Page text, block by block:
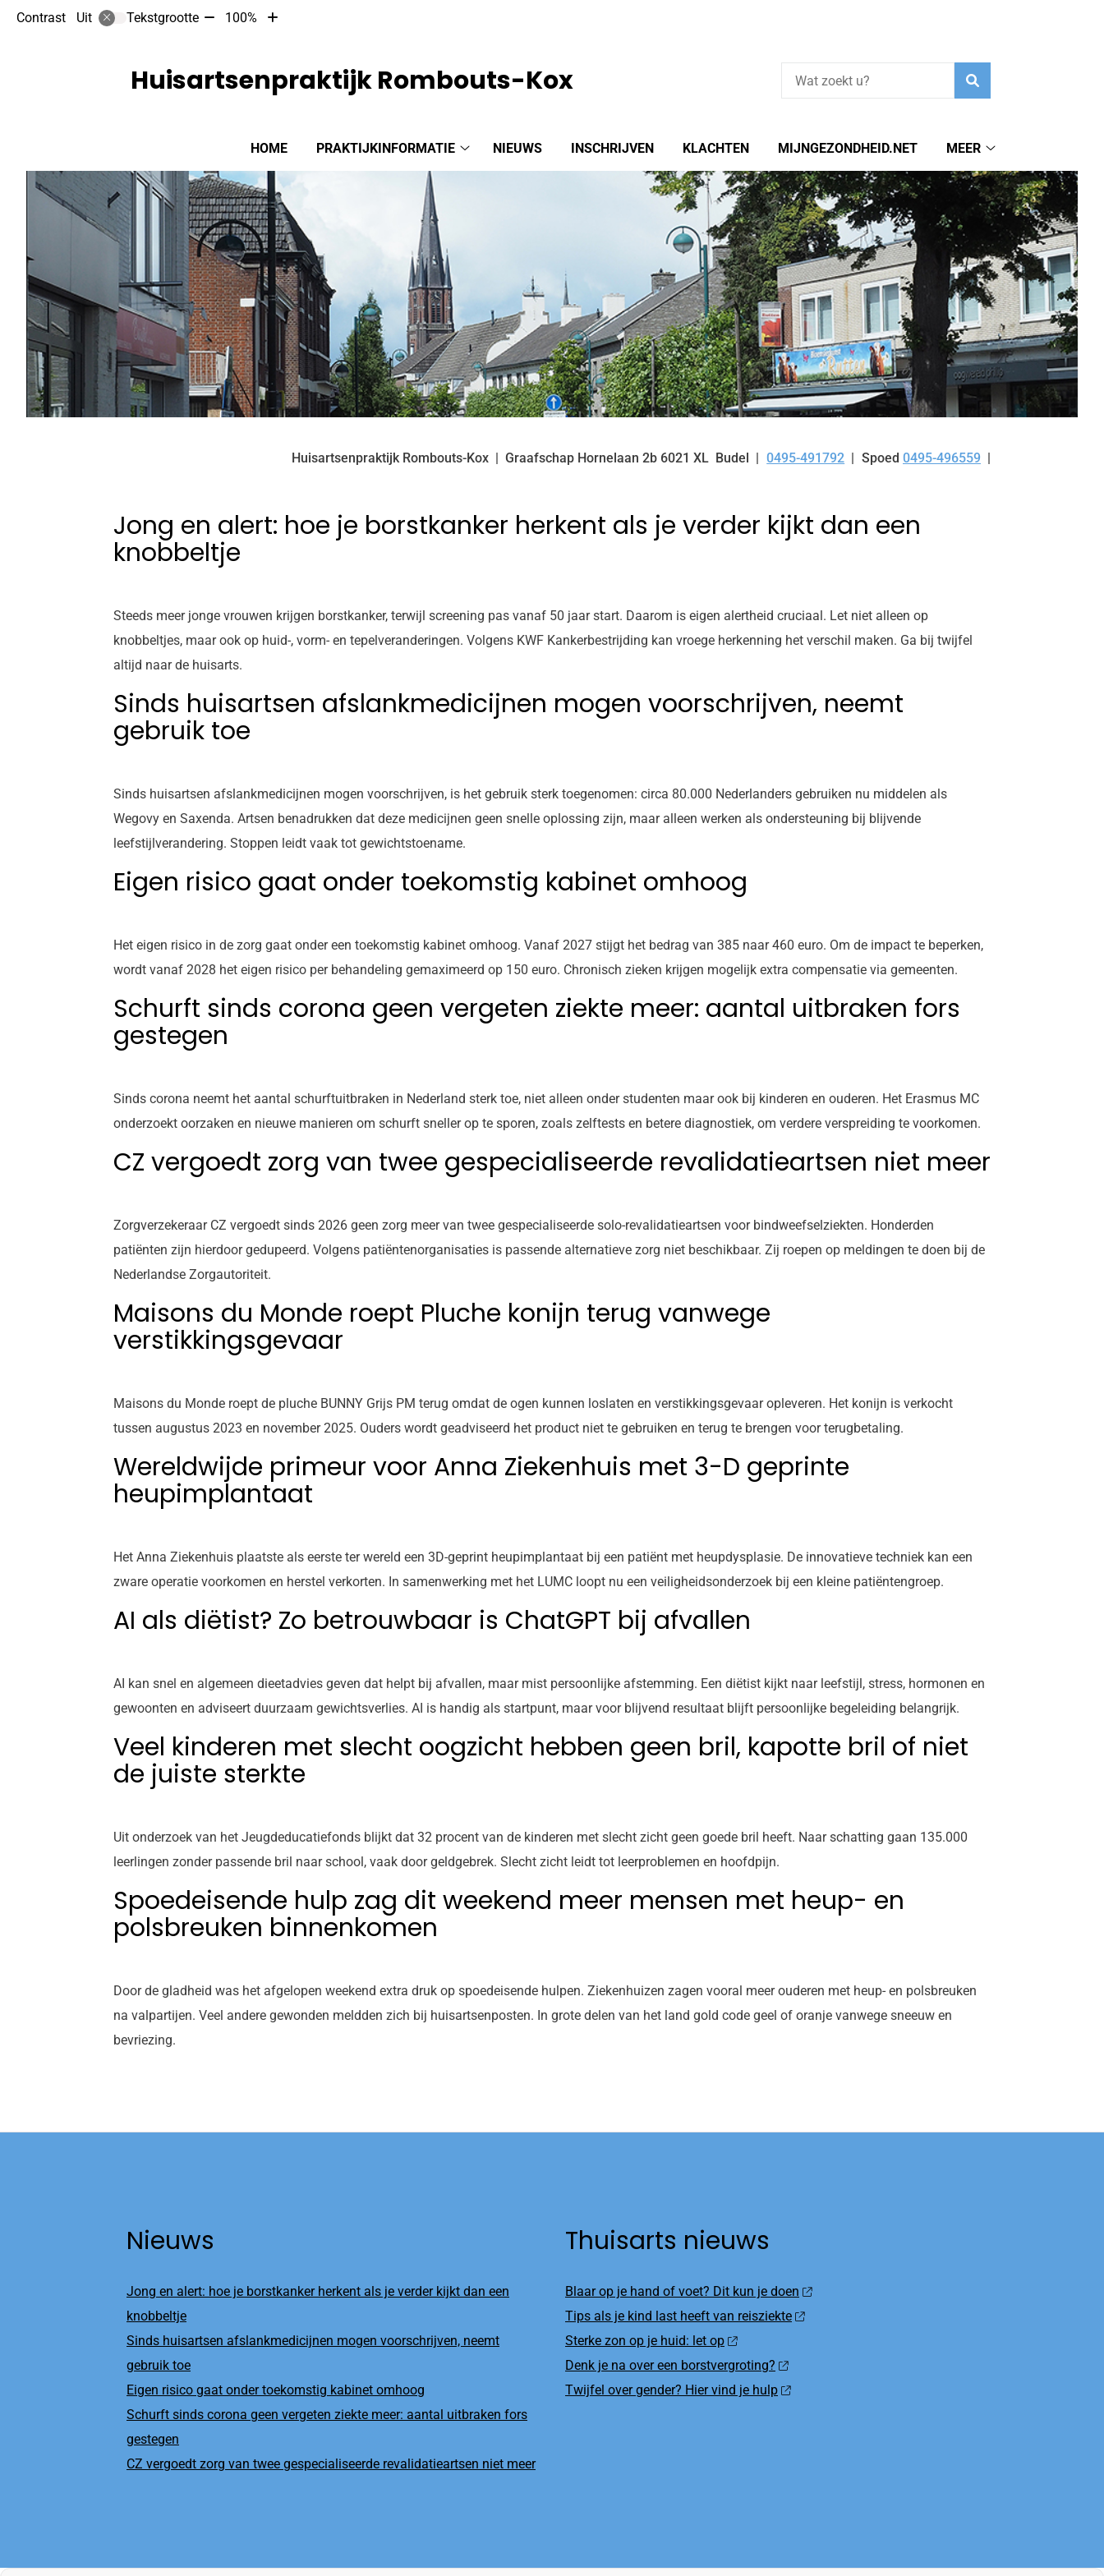
Contrast Uit Tekstgrootte Tekst
10%
100%
Tekst
HOME
PRAKTIJKINFORMATIE
NIEUWS INSCHRIJVEN KLACHTEN MIJNGEZONDHEID.NET
MEER
submenu
Huisartsenpraktijk Rombouts-Kox
Huisartsenpraktijk Rombouts-Kox Graafschap Hornelaan 2b 6021 XL Budel Tel:
0495-491792 Spoed 0495-496559
Jong en alert: hoe je borstkanker herkent als je verder kijkt dan een
knobbeltje
Steeds meer jonge vrouwen krijgen borstkanker, terwijl screening pas vanaf 50 jaar start. Daarom is eigen alertheid cruciaal. Let niet alleen op
knobbeltjes, maar ook op huid-, vorm- en tepelveranderingen. Volgens KWF Kankerbestrijding kan vroege herkenning het verschil maken. Ga bij twijfel
altijd naar de huisarts.
Sinds huisartsen afslankmedicijnen mogen voorschrijven, neemt
gebruik toe
Sinds huisartsen afslankmedicijnen mogen voorschrijven, is het gebruik sterk toegenomen: circa 80.000 Nederlanders gebruiken nu middelen als
Wegovy en Saxenda. Artsen benadrukken dat deze medicijnen geen snelle oplossing zijn, maar alleen werken als ondersteuning bij blijvende
leefstijlverandering. Stoppen leidt vaak tot gewichtstoename.
Eigen risico gaat onder toekomstig kabinet omhoog
Het eigen risico in de zorg gaat onder een toekomstig kabinet omhoog. Vanaf 2027 stijgt het bedrag van 385 naar 460 euro. Om de impact te beperken,
wordt vanaf 2028 het eigen risico per behandeling gemaximeerd op 150 euro. Chronisch zieken krijgen mogelijk extra compensatie via gemeenten.
Schurft sinds corona geen vergeten ziekte meer: aantal uitbraken fors
gestegen
Sinds corona neemt het aantal schurftuitbraken in Nederland sterk toe, niet alleen onder studenten maar ook bij kinderen en ouderen. Het Erasmus MC
onderzoekt oorzaken en nieuwe manieren om schurft sneller op te sporen, zoals zelftests en betere diagnostiek, om verdere verspreiding te voorkomen.
CZ vergoedt zorg van twee gespecialiseerde revalidatieartsen niet meer
Zorgverzekeraar CZ vergoedt sinds 2026 geen zorg meer van twee gespecialiseerde solo-revalidatieartsen voor bindweefselziekten. Honderden
patiënten zijn hierdoor gedupeerd. Volgens patiëntenorganisaties is passende alternatieve zorg niet beschikbaar. Zij roepen op meldingen te doen bij de
Nederlandse Zorgautoriteit.
Maisons du Monde roept Pluche konijn terug vanwege
verstikkingsgevaar
Maisons du Monde roept de pluche BUNNY Grijs PM terug omdat de ogen kunnen loslaten en verstikkingsgevaar opleveren. Het konijn is verkocht
tussen augustus 2023 en november 2025. Ouders wordt geadviseerd het product niet te gebruiken en terug te brengen voor terugbetaling.
Wereldwijde primeur voor Anna Ziekenhuis met 3-D geprinte
heupimplantaat
Het Anna Ziekenhuis plaatste als eerste ter wereld een 3D-geprint heupimplantaat bij een patiënt met heupdysplasie. De innovatieve techniek kan een
zware operatie voorkomen en herstel verkorten. In samenwerking met het LUMC loopt nu een veiligheidsonderzoek bij een kleine patiëntengroep.
AI als diëtist? Zo betrouwbaar is ChatGPT bij afvallen
AI kan snel en algemeen dieetadvies geven dat helpt bij afvallen, maar mist persoonlijke afstemming. Een diëtist kijkt naar leefstijl, stress, hormonen en
gewoonten en adviseert duurzaam gewichtsverlies. AI is handig als startpunt, maar voor blijvend resultaat blijft persoonlijke begeleiding belangrijk.
Veel kinderen met slecht oogzicht hebben geen bril, kapotte bril of niet
de juiste sterkte
Uit onderzoek van het Jeugdeducatiefonds blijkt dat 32 procent van de kinderen met slecht zicht geen goede bril heeft. Naar schatting gaan 135.000
leerlingen zonder passende bril naar school, vaak door geldgebrek. Slecht zicht leidt tot leerproblemen en hoofdpijn.
Spoedeisende hulp zag dit weekend meer mensen met heup- en
polsbreuken binnenkomen
Door de gladheid was het afgelopen weekend extra druk op spoedeisende hulpen. Ziekenhuizen zagen vooral meer ouderen met heup- en polsbreuken
na valpartijen. Veel andere gewonden meldden zich bij huisartsenposten. In grote delen van het land gold code geel of oranje vanwege sneeuw en
bevriezing.
Nieuws
Jong en alert: hoe je borstkanker herkent als je verder kijkt dan een
knobbeltje
Sinds huisartsen afslankmedicijnen mogen voorschrijven, neemt
gebruik toe
Eigen risico gaat onder toekomstig kabinet omhoog
Schurft sinds corona geen vergeten ziekte meer: aantal uitbraken fors
gestegen
CZ vergoedt zorg van twee gespecialiseerde revalidatieartsen niet meer
Thuisarts nieuws
Blaar op je hand of voet? Dit kun je doen
Tips als je kind last heeft van reisziekte
Sterke zon op je huid: let op
Denk je na over een borstvergroting?
Twijfel over gender? Hier vind je hulp